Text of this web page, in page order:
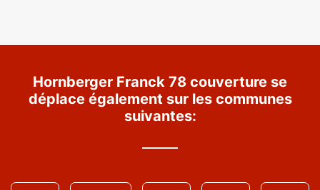
Hornberger Franck 78 couverture se
déplace également sur les communes
suivantes: